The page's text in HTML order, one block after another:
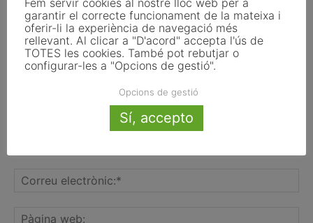
Fem servir cookies al nostre lloc web per a
garantir el correcte funcionament de la mateixa i
oferir-li la experiència de navegació més
rellevant. Al clicar a "D'acord" accepta l'ús de
TOTES les cookies. També pot rebutjar o
configurar-les a "Opcions de gestió".
Opcions de gestió
Sí, accepto